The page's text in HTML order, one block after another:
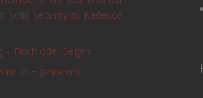
Solid Security zu Kadence
– Fluch oder Segen.
25+ Jahre um